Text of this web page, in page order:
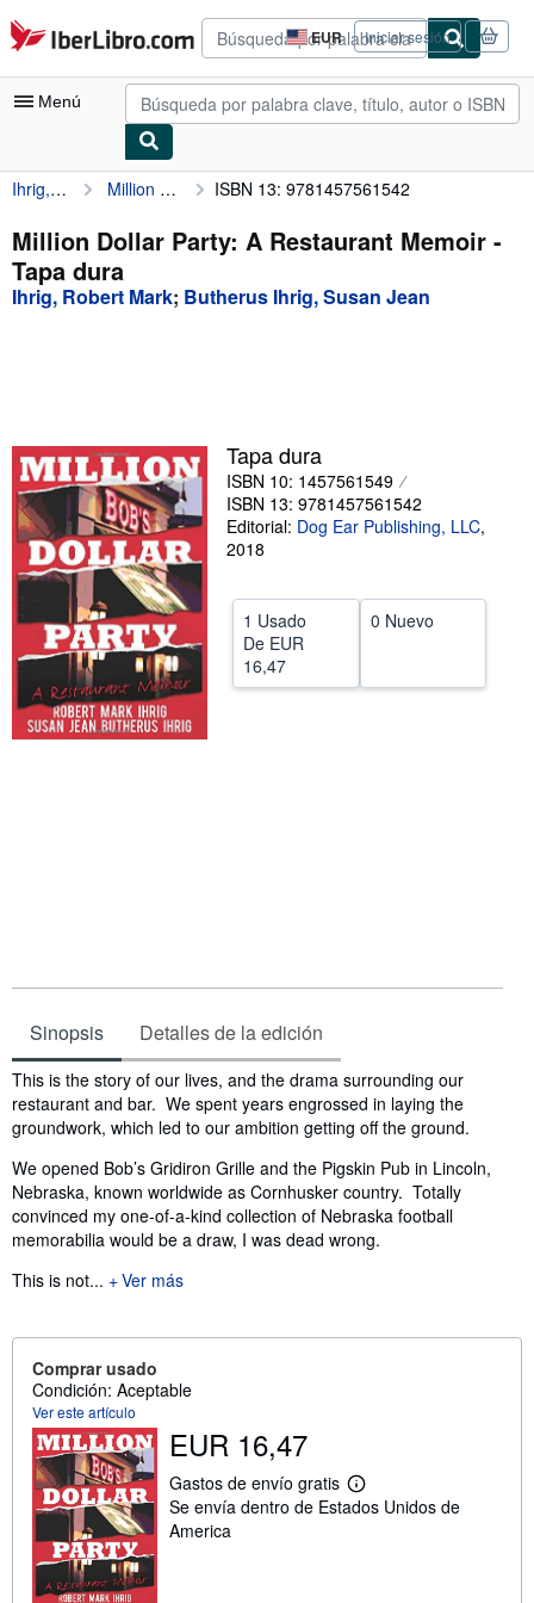
Pasar al contenido principal
IberLibro.com EUR
Preferencias
de
compra
del
Iniciar sesión
Menú
Mi cuenta
Consultar mis pedidos
Búsqueda avanzada
Colecciones
Vendedores
Comenzar a vender
Ayuda
Ihrig, Robert Mark Million Dollar Party: A Restaurant Memoir ISBN 13: 9781457561542
Million Dollar Party: A Restaurant Memoir -
Tapa dura
Ihrig, Robert Mark; Butherus Ihrig, Susan Jean
Tapa dura
ISBN 10: 1457561549
ISBN 13: 9781457561542
Editorial: Dog Ear Publishing, LLC,
2018
1 Usado
De EUR
16,47
0 Nuevo
Sinopsis Detalles de la edición
Sinopsis
This is the story of our lives, and the drama surrounding our
restaurant and bar. We spent years engrossed in laying the
groundwork, which led to our ambition getting off the ground.
We opened Bob’s Gridiron Grille and the Pigskin Pub in Lincoln,
Nebraska, known worldwide as Cornhusker country. Totally
convinced my one-of-a-kind collection of Nebraska football
memorabilia would be a draw, I was dead wrong.
This is not...
Ver más
Comprar usado
Condición: Aceptable
Ver este artículo
EUR 16,47
Gastos de envío gratis
M
á
Se envía dentro de Estados Unidos de
America